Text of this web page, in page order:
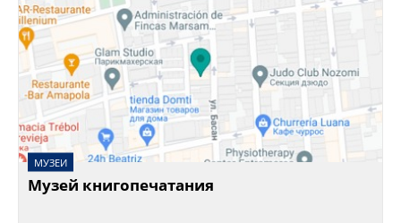
МУЗЕИ
Музей книгопечатания